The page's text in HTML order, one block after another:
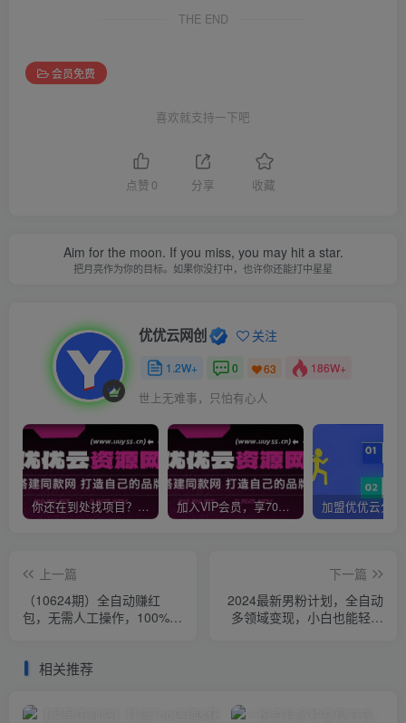
THE END
会员免费
喜欢就支持一下吧
点赞 0 分享 收藏
Aim for the moon. If you miss, you may hit a star.
把月亮作为你的目标。如果你没打中，也许你还能打中星星
优优云网创 关注
1.2W+ 0 63 186W+
世上无难事，只怕有心人
你还在到处找项目？还在当韭菜？我靠网创资源站一个月收入5万+，曾经我也是个失败者。 加入VIP会员，享70%的推广提成，免费学习多种网上创业课程，菜鸟秒变大神！
上一篇
（10624期）全自动赚红
包，无需人工操作，100%出
下一篇
2024最新男粉计划，全自动
多领域变现，小白也能轻松
相关推荐